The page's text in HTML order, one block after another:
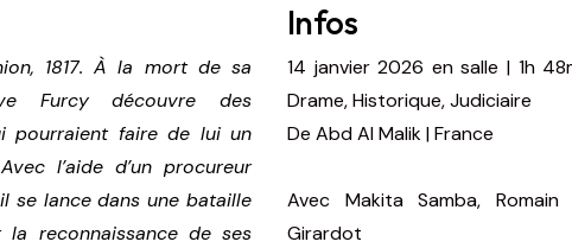
1817. À la mort de sa
Furcy découvre des
pourraient faire de lui un
l’aide d’un procureur
se lance dans une bataille
la reconnaissance de ses
Infos
14 janvier 2026 en salle |1h
Drame, Historique, Judiciaire
De Abd Al Malik | France
Avec Makita Samba, Romain
Girardot